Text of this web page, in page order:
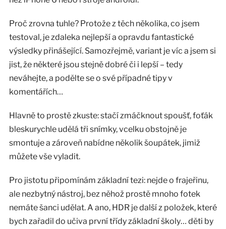
Proč zrovna tuhle? Protože z těch několika, co jsem
testoval, je zdaleka nejlepší a opravdu fantastické
výsledky přinášející. Samozřejmě, variant je víc a jsem si
jist, že některé jsou stejně dobré či i lepší – tedy
neváhejte, a podělte se o své případné tipy v
komentářích…
Hlavně to prostě zkuste: stačí zmáčknout spoušť, foťák
bleskurychle udělá tři snímky, vcelku obstojně je
smontuje a zároveň nabídne několik šoupátek, jimiž
můžete vše vyladit.
Pro jistotu připomínám základní tezi: nejde o frajeřinu,
ale nezbytný nástroj, bez něhož prostě mnoho fotek
nemáte šanci udělat. A ano, HDR je další z položek, které
bych zařadil do učiva první třídy základní školy… děti by